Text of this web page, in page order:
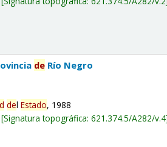
de Río Negro
delEstado, 1988
Signatura topográfica:621.374.5/A282/v.4